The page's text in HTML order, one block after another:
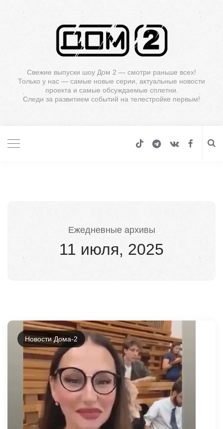
Свежие выпуски шоу Дом 2 — смотри раньше всех!
Только у нас — самые новые серии, актуальные новости
проекта и самые обсуждаемые сплетни.
Следи за развитием событий на телестройке первым!
Ежедневные архивы
11 июля, 2025
Новости Дома-2